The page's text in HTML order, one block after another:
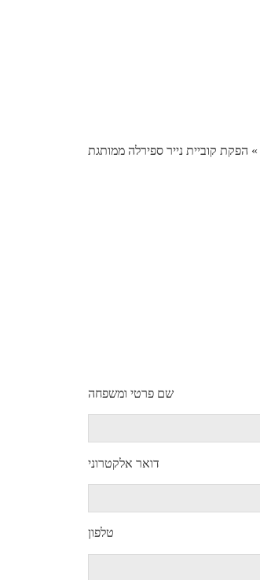
» הפקת קוביית נייר ספירלה ממותגת
שם פרטי ומשפחה
דואר אלקטרוני
טלפון